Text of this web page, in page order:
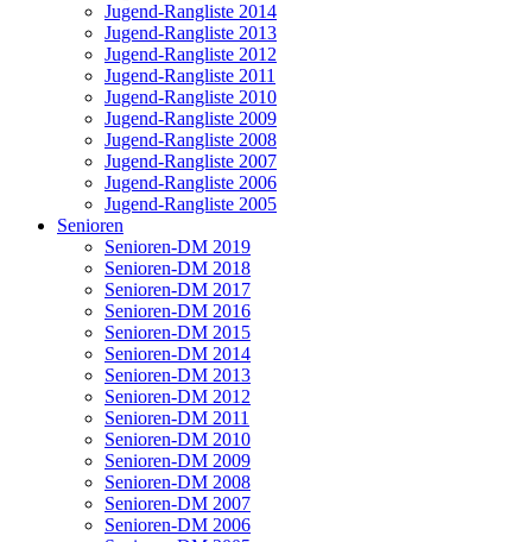
Jugend-Rangliste 2014
Jugend-Rangliste 2013
Jugend-Rangliste 2012
Jugend-Rangliste 2011
Jugend-Rangliste 2010
Jugend-Rangliste 2009
Jugend-Rangliste 2008
Jugend-Rangliste 2007
Jugend-Rangliste 2006
Jugend-Rangliste 2005
Senioren
Senioren-DM 2019
Senioren-DM 2018
Senioren-DM 2017
Senioren-DM 2016
Senioren-DM 2015
Senioren-DM 2014
Senioren-DM 2013
Senioren-DM 2012
Senioren-DM 2011
Senioren-DM 2010
Senioren-DM 2009
Senioren-DM 2008
Senioren-DM 2007
Senioren-DM 2006